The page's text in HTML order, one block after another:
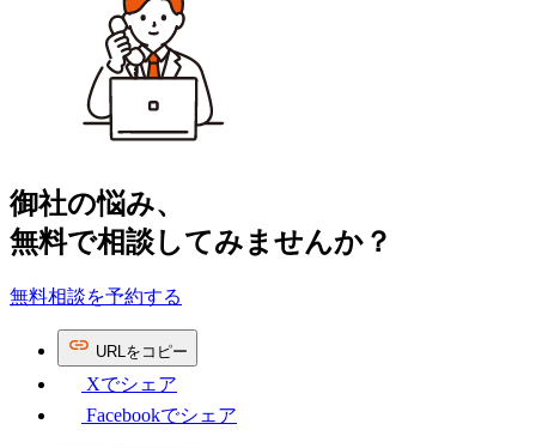
御社の​悩み、
無料で​相談してみませんか？
無料相談を予約する
URLを コピー
Xでシェア
Facebookでシェア